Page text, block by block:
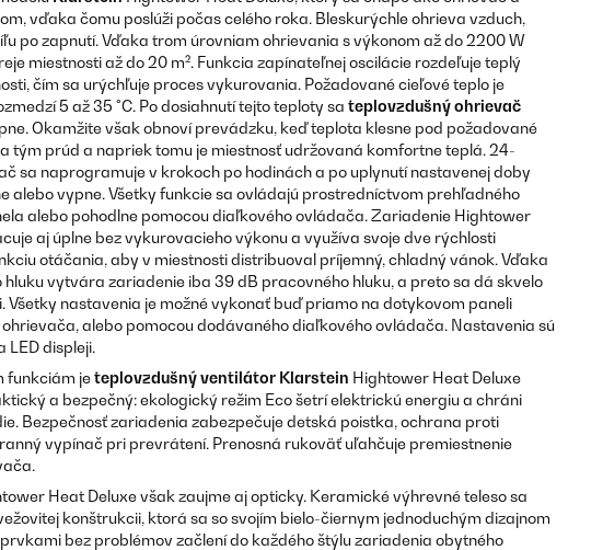
vďaka čomu poslúži počas celého roka. Bleskurýchle ohrieva vzduch,
po zapnutí. Vďaka trom úrovniam ohrievania s výkonom až do 2200 W
miestnosti až do 20 m². Funkcia zapínateľnej oscilácie rozdeľuje teplý
čím sa urýchľuje proces vykurovania. Požadované cieľové teplo je
5 až 35 °C. Po dosiahnutí tejto teploty sa teplovzdušný ohrievač
Okamžite však obnoví prevádzku, keď teplota klesne pod požadované
tým prúd a napriek tomu je miestnosť udržovaná komfortne teplá. 24-
sa naprogramuje v krokoch po hodinách a po uplynutí nastavenej doby
alebo vypne. Všetky funkcie sa ovládajú prostredníctvom prehľadného
alebo pohodlne pomocou diaľkového ovládača. Zariadenie Hightower
aj úplne bez vykurovacieho výkonu a využíva svoje dve rýchlosti
otáčania, aby v miestnosti distribuoval príjemný, chladný vánok. Vďaka
hluku vytvára zariadenie iba 39 dB pracovného hluku, a preto sa dá skvelo
Všetky nastavenia je možné vykonať buď priamo na dotykovom paneli
alebo pomocou dodávaného diaľkového ovládača. Nastavenia sú
LED displeji.
funkciám jeteplovzdušný ventilátor Klarstein Hightower Heat Deluxe
a bezpečný: ekologický režim Eco šetrí elektrickú energiu a chráni
Bezpečnosť zariadenia zabezpečuje detská poistka, ochrana proti
vypínač pri prevrátení. Prenosná rukoväť uľahčuje premiestnenie
Heat Deluxe však zaujme aj opticky. Keramické výhrevné teleso sa
konštrukcii, ktorá sa so svojím bielo-čiernym jednoduchým dizajnom
bez problémov začlení do každého štýlu zariadenia obytného